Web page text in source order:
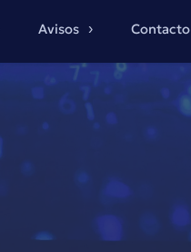
Avisos Contacto